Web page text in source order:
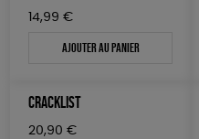
MAISON
BIEN-ÊTRE
Nouveauté
Prix : du - cher au + cher
50 € - 100 €
150 € - 200 €
Plus de 200€
Couleur
Mots clés
14,99 €
Ajouter au panier
CRACKLIST
20,90 €